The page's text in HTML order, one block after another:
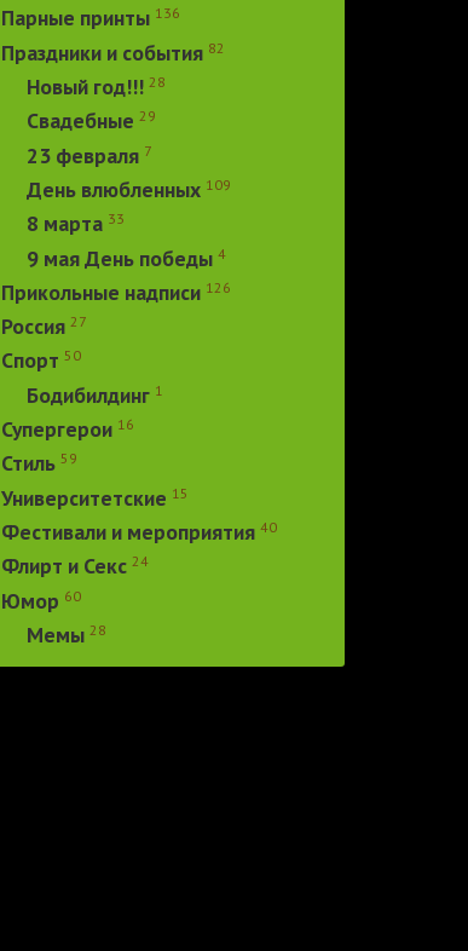
Парные принты 136
Праздники и события 82
Новый год!!! 28
Свадебные 29
23 февраля 7
День влюбленных 109
8 марта 33
9 мая День победы 4
Прикольные надписи 126
Россия 27
Спорт 50
Бодибилдинг 1
Супергерои 16
Стиль 59
Университетские 15
Фестивали и мероприятия 40
Флирт и Секс 24
Юмор 60
Мемы 28